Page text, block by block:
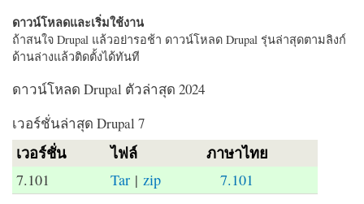
ดาวน์โหลดและเริ่มใช้งาน
ถ้าสนใจ Drupal แล้วอย่ารอช้า ดาวน์โหลด Drupal รุ่นล่าสุดตามลิงก์
ด้านล่างแล้วติดตั้งได้ทันที
ดาวน์โหลด Drupal ตัวล่าสุด 2024
เวอร์ชั่นล่าสุด Drupal 7
เวอร์ชั่น ไฟล์ ภาษาไทย
7.101 Tar |zip 7.101